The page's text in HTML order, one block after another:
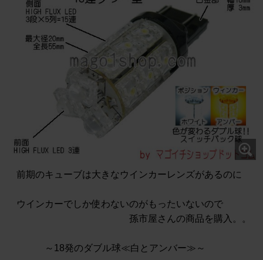
前期のキューブは大きなウインカーレンズがあるのに
ウインカーでしか使わないのがもったいないので
孫市屋さんの商品を購入。。
～18発のダブル球≪白とアンバー≫～